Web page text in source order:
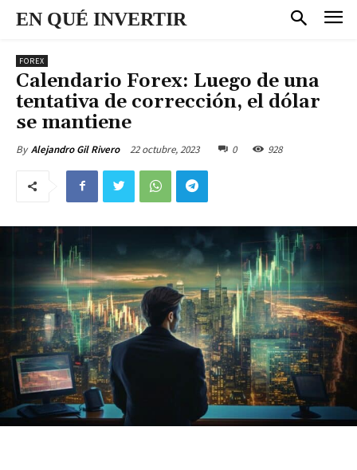
EN QUÉ INVERTIR
FOREX
Calendario Forex: Luego de una
tentativa de corrección, el dólar
se mantiene
By Alejandro Gil Rivero 22 octubre, 2023 0 928